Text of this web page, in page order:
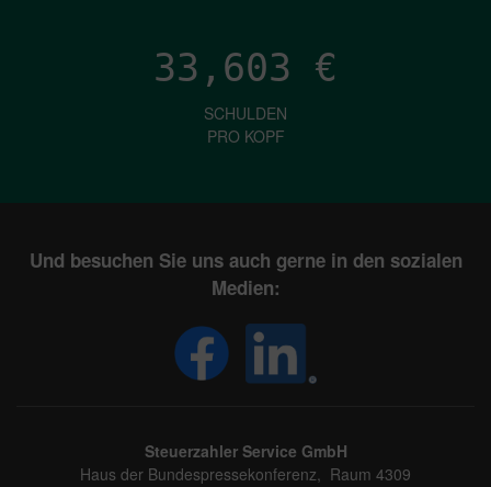
33,603 €
SCHULDEN
PRO KOPF
Und besuchen Sie uns auch gerne in den sozialen
Medien:
Steuerzahler Service GmbH
Haus der Bundespressekonferenz, Raum 4309